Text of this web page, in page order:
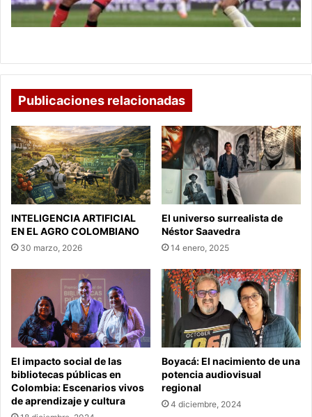
Publicaciones relacionadas
INTELIGENCIA ARTIFICIAL
EN EL AGRO COLOMBIANO
30 marzo, 2026
El universo surrealista de
Néstor Saavedra
14 enero, 2025
El impacto social de las
bibliotecas públicas en
Colombia: Escenarios vivos
de aprendizaje y cultura
Boyacá: El nacimiento de una
potencia audiovisual
regional
4 diciembre, 2024